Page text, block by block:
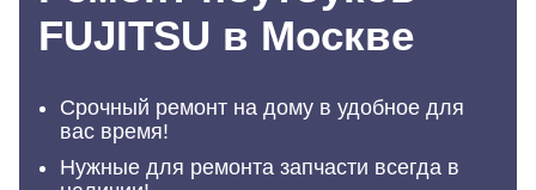
FUJITSU в Москве
Срочный ремонт на дому в удобное для
вас время!
Нужные для ремонта запчасти всегда в